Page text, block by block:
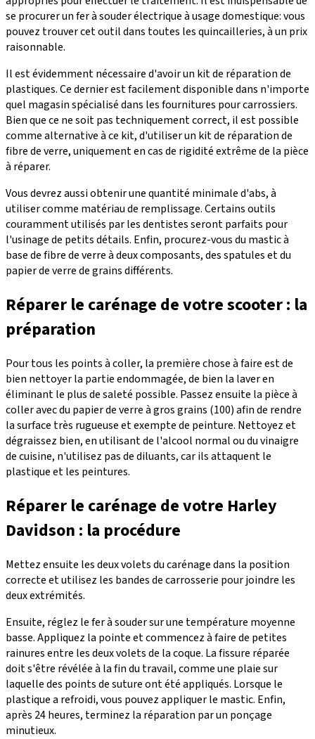
se procurer un fer à souder électrique à usage domestique: vous
pouvez trouver cet outil dans toutes les quincailleries, à un prix
raisonnable.
Il est évidemment nécessaire d'avoir un kit de réparation de
plastiques. Ce dernier est facilement disponible dans n'importe
quel magasin spécialisé dans les fournitures pour carrossiers.
Bien que ce ne soit pas techniquement correct, il est possible
comme alternative à ce kit, d'utiliser un kit de réparation de
fibre de verre, uniquement en cas de rigidité extrême de la pièce
à réparer.
Vous devrez aussi obtenir une quantité minimale d'abs, à
utiliser comme matériau de remplissage. Certains outils
couramment utilisés par les dentistes seront parfaits pour
l'usinage de petits détails. Enfin, procurez-vous du mastic à
base de fibre de verre à deux composants, des spatules et du
papier de verre de grains différents.
Réparer le carénage de votre scooter : la
préparation
Pour tous les points à coller, la première chose à faire est de
bien nettoyer la partie endommagée, de bien la laver en
éliminant le plus de saleté possible. Passez ensuite la pièce à
coller avec du papier de verre à gros grains (100) afin de rendre
la surface très rugueuse et exempte de peinture. Nettoyez et
dégraissez bien, en utilisant de l'alcool normal ou du vinaigre
de cuisine, n'utilisez pas de diluants, car ils attaquent le
plastique et les peintures.
Réparer le carénage de votre Harley
Davidson : la procédure
Mettez ensuite les deux volets du carénage dans la position
correcte et utilisez les bandes de carrosserie pour joindre les
deux extrémités.
Ensuite, réglez le fer à souder sur une température moyenne
basse. Appliquez la pointe et commencez à faire de petites
rainures entre les deux volets de la coque. La fissure réparée
doit s'être révélée à la fin du travail, comme une plaie sur
laquelle des points de suture ont été appliqués. Lorsque le
plastique a refroidi, vous pouvez appliquer le mastic. Enfin,
après 24 heures, terminez la réparation par un ponçage
minutieux.